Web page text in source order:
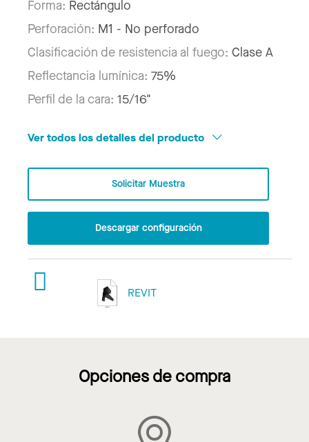
Forma: Rectángulo
Perforación: M1 - No perforado
Clasificación de resistencia al fuego: Clase A
Reflectancia lumínica: 75%
Perfil de la cara: 15/16"
Ver todos los detalles del producto
Solicitar Muestra
Descargar configuración
REVIT
Opciones de compra